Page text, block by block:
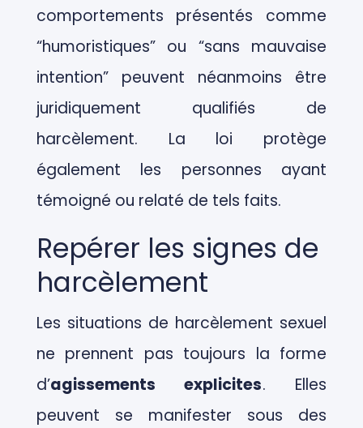
comportements présentés comme
“humoristiques” ou “sans mauvaise
intention” peuvent néanmoins être
juridiquement qualifiés de
harcèlement.
La loi protège
également les personnes ayant
témoigné ou relaté de tels faits.
Repérer les signes de
harcèlement
Les situations de harcèlement sexuel
ne prennent pas toujours la forme
d’agissements explicites. Elles
peuvent se manifester sous des